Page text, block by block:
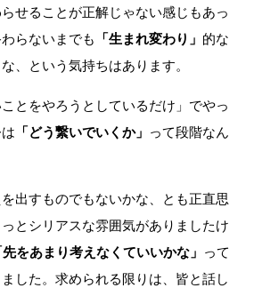
らせることが正解じゃない感じもあっ
らないまでも
「生まれ変わり」 的な
、という気持ちはあります。
とをやろうとしているだけ」でやっ
「どう繋いでいくか」 って段階なん
出すものでもないかな、とも正直思
とシリアスな雰囲気がありましたけ
先をあまり考えなくていいかな」 って
した。求められる限りは、皆と話し